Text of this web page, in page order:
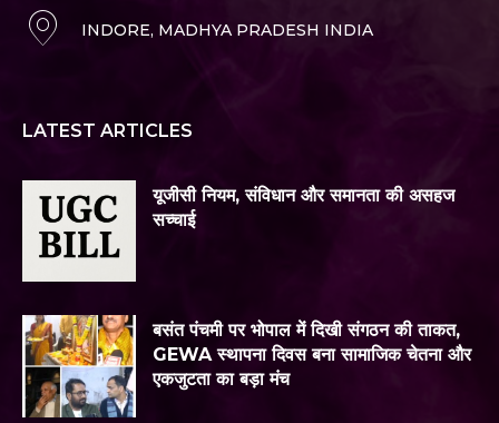
INDORE, MADHYA PRADESH INDIA
LATEST ARTICLES
यूजीसी नियम, संविधान और समानता की असहज
सच्चाई
बसंत पंचमी पर भोपाल में दिखी संगठन की ताकत,
GEWA स्थापना दिवस बना सामाजिक चेतना और
एकजुटता का बड़ा मंच